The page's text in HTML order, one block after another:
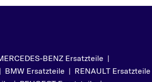
BENZ Ersatzteile |
| BMW Ersatzteile | RENAULT Ersatzteile